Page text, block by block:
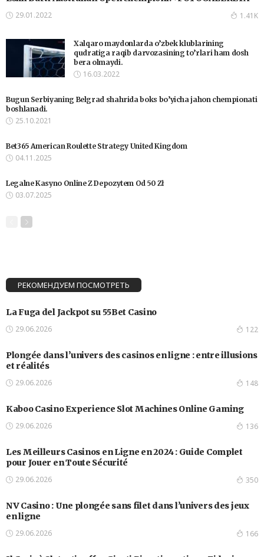
29.01.2022 1.41K
Xalqaro maydonlarda o’zbek klublarining
qudratiga raqib darvozasining to’rlari ham dosh
bera olmaydi.
16.03.2022
Bugun Serbiyaning Belgrad shahrida boks bo’yicha jahon chempionati
boshlanadi.
25.10.2021
Bet365 American Roulette Strategy United Kingdom
04.11.2025
Legalne Kasyno Online Z Depozytem Od 50 Zł
03.07.2025
РЕКОМЕНДУЕМ ПОСМОТРЕТЬ
La Fuga del Jackpot su 55Bet Casino
29.06.2026 122
Plongée dans l’univers des casinos en ligne : entre illusions
et réalités
29.06.2026 148
Kaboo Casino Experience Slot Machines Online Gaming
29.06.2026 136
Les Meilleurs Casinos en Ligne en 2024 : Guide Complet
pour Jouer en Toute Sécurité
29.06.2026 350
NV Casino : Une plongée sans filet dans l’univers des jeux
en ligne
29.06.2026 166